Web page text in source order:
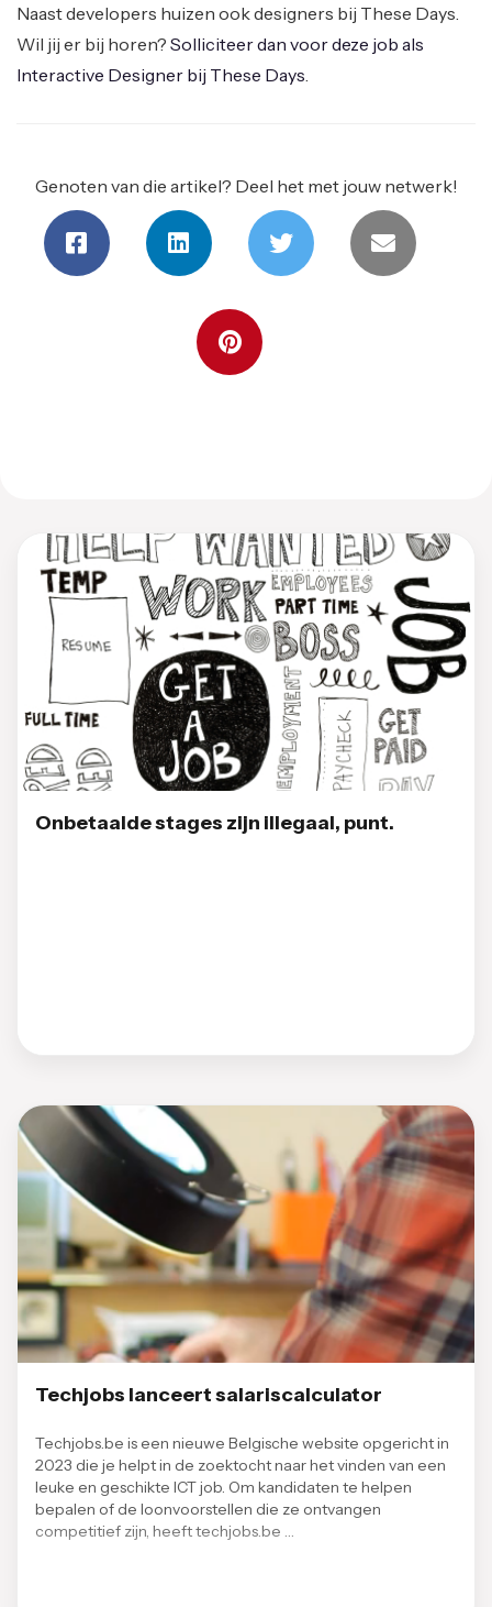
Naast developers huizen ook designers bij These Days.
Wil jij er bij horen? Solliciteer dan voor deze job als
Interactive Designer bij These Days.
Genoten van die artikel? Deel het met jouw netwerk!
Onbetaalde stages zijn illegaal, punt.
Techjobs lanceert salariscalculator
Techjobs.be is een nieuwe Belgische website opgericht in
2023 die je helpt in de zoektocht naar het vinden van een
leuke en geschikte ICT job. Om kandidaten te helpen
bepalen of de loonvoorstellen die ze ontvangen
competitief zijn, heeft techjobs.be …